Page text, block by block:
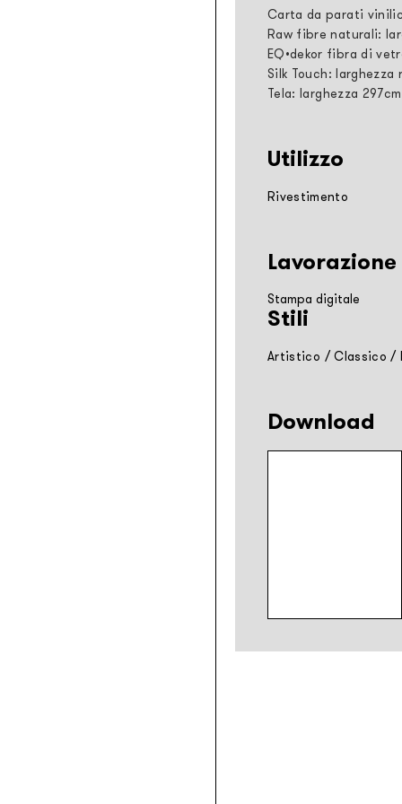
Carta da parati
Raw fibre naturali:
EQ•dekor fibra di
Silk Touch: larghezza
Tela: larghezza 297cm
Utilizzo
Rivestimento
Lavorazione
Stampa digitale
Stili
Artistico /Classico /
Download